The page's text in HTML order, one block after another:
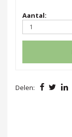
Aantal:
Delen: